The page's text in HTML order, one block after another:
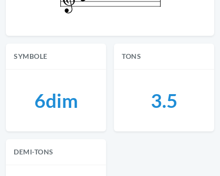
SYMBOLE
6dim
TONS
3.5
DEMI-TONS